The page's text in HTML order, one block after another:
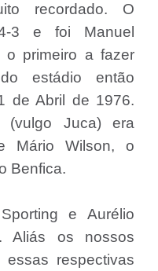
recordado. O
3 e foi Manuel
o primeiro a fazer
estádio então
de Abril de 1976.
(vulgo Juca) era
Mário Wilson, o
Benfica.
e Aurélio
Aliás os nossos
respectivas